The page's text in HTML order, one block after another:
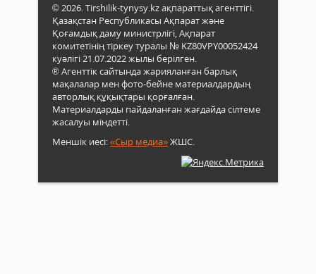
© 2026. Tirshilik-tynysy.kz ақпараттық агенттігі.
Қазақстан Республикасы Ақпарат және
Қоғамдық даму министрлігі, Ақпарат
комитетінің тіркеу туралы № KZ80VPY00052424
куәлігі 21.07.2022 жылы берілген.
® Агенттік сайтында жарияланған барлық
мақалалар мен фото-бейне материалдардың
авторлық құқықтары қорғалған.
Материалдарды пайдаланған жағдайда сілтеме
жасалуы міндетті.
Меншік иесі:«Сыр медиа»ЖШС.